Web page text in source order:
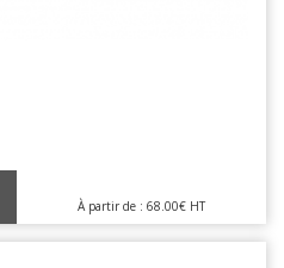
À partir de : 68.00€ HT